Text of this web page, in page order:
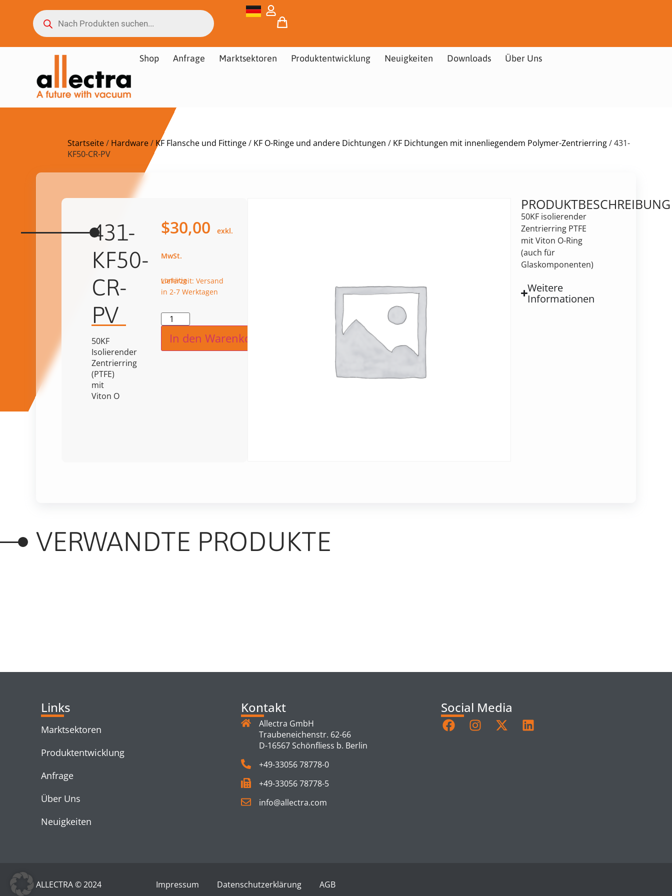
Shop Anfrage Marktsektoren Produktentwicklung Neuigkeiten Downloads Über Uns
Startseite/ Hardware/ KF Flansche und Fittinge/ KF O-Ringe und andere Dichtungen / KF Dichtungen mit innenliegendem Polymer-Zentrierring/ 431-
KF50-CR-PV
431-
KF50-
CR-
PV
50KF
Isolierender
Zentrierring
(PTFE)
mit
Viton O
$30,00
vorrätig
Lieferzeit: Versand
in 2-7 Werktagen
In den Warenkorb
PRODUKTBESCHREIBUNG
50KF isolierender
Zentrierring PTFE
mit Viton O-Ring
(auch für
Glaskomponenten)
Weitere
Informationen
VERWANDTE PRODUKTE
Links
Marktsektoren
Produktentwicklung
Anfrage
Über Uns
Neuigkeiten
Kontakt
Allectra GmbH
Traubeneichenstr. 62-66
D-16567 Schönfliess b. Berlin
+49-33056 78778-0
+49-33056 78778-5
info@allectra.com
Social Media
ALLECTRA © 2024 Impressum Datenschutzerklärung AGB